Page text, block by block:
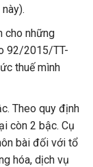
cho những
92/2015/TT-
thuế mình
Theo quy định
còn 2 bậc. Cụ
bài đối với tổ
hóa, dịch vụ